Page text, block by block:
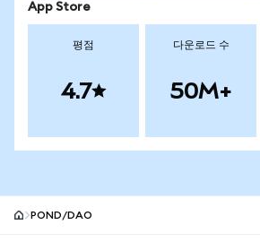
App Store
평점
4.7
다운로드 수
50M+
POND/DAO